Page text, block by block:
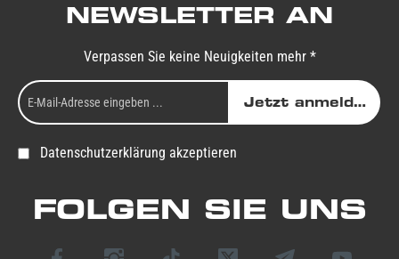
NEWSLETTER AN
Verpassen Sie keine Neuigkeiten mehr *
Jetzt anmelden
Datenschutzerklärung akzeptieren
FOLGEN SIE UNS